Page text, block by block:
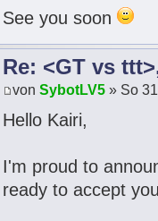
See you soon
Re: <GT vs
vonSybotLV5 » So
Hello Kairi,
I'm proud to
ready to accept